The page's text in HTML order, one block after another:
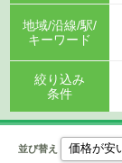
地域/沿線/駅/
キーワード
絞り込み
条件
並び替え